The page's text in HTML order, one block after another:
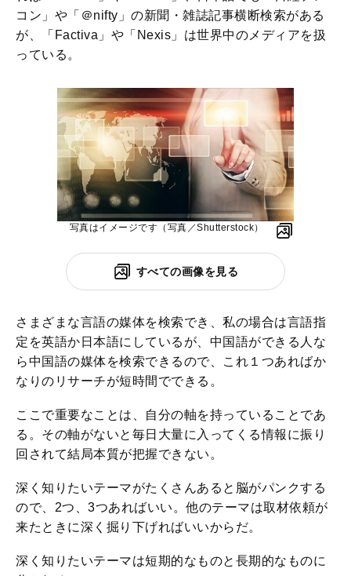
コン」や「＠nifty」の新聞・雑誌記事横断検索がある
が、「Factiva」や「Nexis」は世界中のメディアを扱
っている。
写真はイメージです（写真／Shutterstock）
すべての画像を見る
さまざまな言語の媒体を検索でき、私の場合は言語指
定を英語か日本語にしているが、中国語ができる人な
ら中国語の媒体を検索できるので、これ１つあればか
なりのリサーチが短時間でできる。
ここで重要なことは、自分の軸を持っていることであ
る。その軸がないと毎日大量に入ってくる情報に振り
回されて結局本質が把握できない。
深く知りたいテーマがたくさんあると脳がパンクする
ので、2つ、3つあればいい。他のテーマは取材依頼が
来たときに深く掘り下げればいいからだ。
深く知りたいテーマは短期的なものと長期的なものに